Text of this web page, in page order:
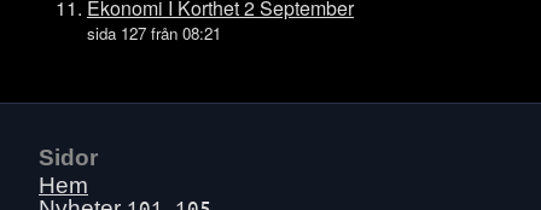
Fre 10 juli
Ons 8 juli
Mån 6 juli
Ekonomi I Korthet 2 September
sida 127 från 08:21
Sidor
Hem